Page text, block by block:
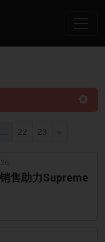
22 23 »
售助力Supreme